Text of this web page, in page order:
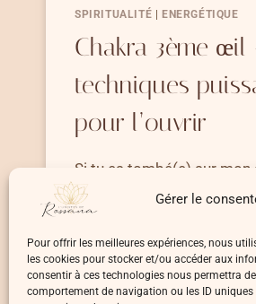
Gérer le
Pour offrir les meilleures expériences, nous
les cookies pour stocker et/ou accéder aux
consentir à ces technologies nous permettra
comportement de navigation ou les ID uniques
SPIRITUALITÉ ENERGÉTIQUE
Chakra 3ème œil
techniques
pour l’ouvrir
Si tu es tombé(e) sur mon
tu…
3ÈME
ŒIL